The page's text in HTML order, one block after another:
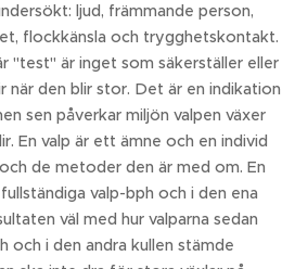
ljud, främmande person,
flockkänsla och trygghetskontakt.
"test" är inget som säkerställer eller
när den blir stor. Det är en indikation
sen påverkar miljön valpen växer
En valp är ett ämne och en individ
de metoder den är med om. En
valp-bph och i den ena
väl med hur valparna sedan
och i den andra kullen stämde